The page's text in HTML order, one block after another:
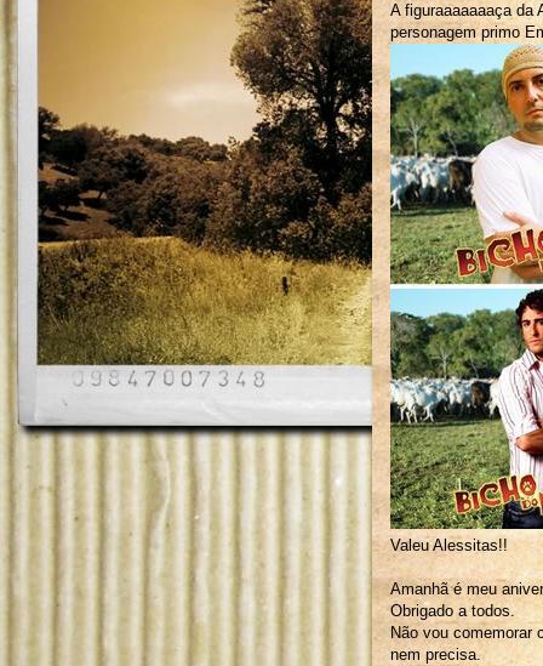
A figuraaaaaaaça da
personagem primo
Valeu Alessitas!!
Amanhã é meu
Obrigado a todos.
Não vou comemorar
nem precisa.